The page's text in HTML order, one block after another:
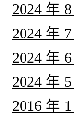
2024 年 8
2024 年 7
2024 年 6
2024 年 5
2016 年 1